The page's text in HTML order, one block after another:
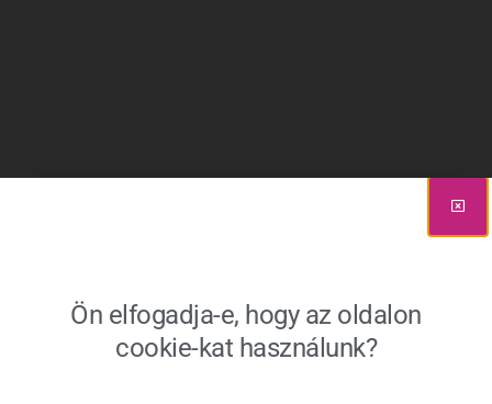
Ön elfogadja-e, hogy az oldalon
cookie-kat használunk?